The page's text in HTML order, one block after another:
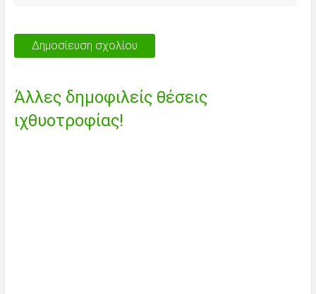
Άλλες δημοφιλείς θέσεις
ιχθυοτροφίας!